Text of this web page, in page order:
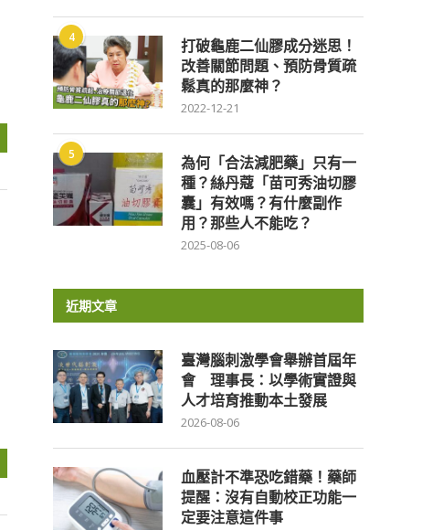
4
打破龜鹿二仙膠成分迷思！
改善關節問題、預防骨質疏
鬆真的那麼神？
2022-12-21
5
為何「合法減肥藥」只有一
種？絲丹蔻「苗可秀油切膠
囊」有效嗎？有什麼副作
用？那些人不能吃？
2025-08-06
近期文章
臺灣腦刺激學會舉辦首屆年
會 理事長：以學術實證與
人才培育推動本土發展
2026-08-06
血壓計不準恐吃錯藥！藥師
提醒：沒有自動校正功能一
定要注意這件事